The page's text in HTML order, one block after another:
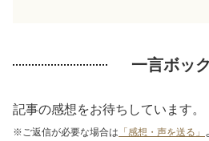
一言ボッ
記事の感想をお待ちしています。
※ご返信が必要な場合は 「感想・声を送る」